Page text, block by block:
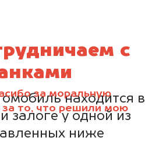
за моральную
то, что решили мою
с
находится в
залоге у одной из
ниже